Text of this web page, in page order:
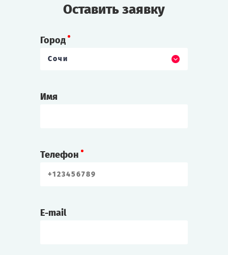
Оставить заявку
Город
Сочи
Имя
Телефон
E-mail